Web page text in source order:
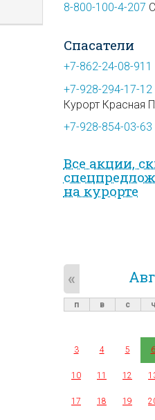
8-800-100-4-207
Спасатели
+7-862-24-08-911
+7-928-294-17-12
Курорт Красная
+7-928-854-03-63
Все акции,
на курорте
«
п в с ч
3 4 5 6
10 11 12
17 18 19